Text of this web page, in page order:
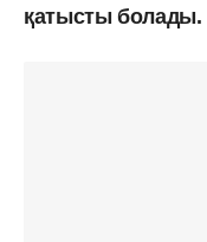
қатысты болады.